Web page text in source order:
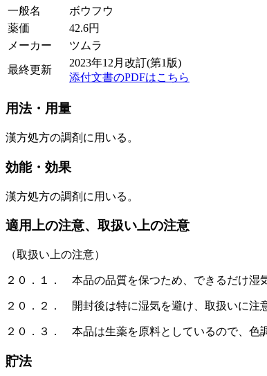
一般名
ボウフウ
薬価
42.6円
メーカー
ツムラ
最終更新
2023年12月改訂(第1版)
添付文書のPDFはこちら
用法・用量
漢方処方の調剤に用いる。
効能・効果
漢方処方の調剤に用いる。
適用上の注意、取扱い上の注意
（取扱い上の注意）
２０．１． 本品の品質を保つため、できるだけ湿
２０．２． 開封後は特に湿気を避け、取扱いに注
２０．３． 本品は生薬を原料としているので、色
貯法